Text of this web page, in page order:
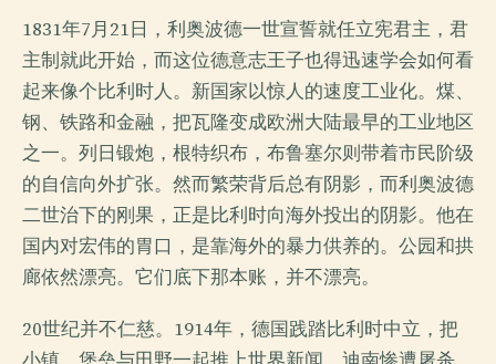
1831年7月21日，利奥波德一世宣誓就任立宪君主，君
主制就此开始，而这位德意志王子也得迅速学会如何看
起来像个比利时人。新国家以惊人的速度工业化。煤、
钢、铁路和金融，把瓦隆变成欧洲大陆最早的工业地区
之一。列日锻炮，根特织布，布鲁塞尔则带着市民阶级
的自信向外扩张。然而繁荣背后总有阴影，而利奥波德
二世治下的刚果，正是比利时向海外投出的阴影。他在
国内对宏伟的胃口，是靠海外的暴力供养的。公园和拱
廊依然漂亮。它们底下那本账，并不漂亮。
20世纪并不仁慈。1914年，德国践踏比利时中立，把